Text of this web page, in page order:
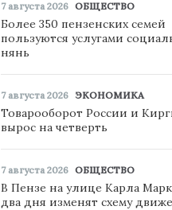
7 августа 2026 ОБЩЕСТВО
Более 350 пензенских семей
пользуются услугами
нянь
7 августа 2026 ЭКОНОМИКА
Товарооборот России и
вырос на четверть
7 августа 2026 ОБЩЕСТВО
В Пензе на улице Карла
два дня изменят схему